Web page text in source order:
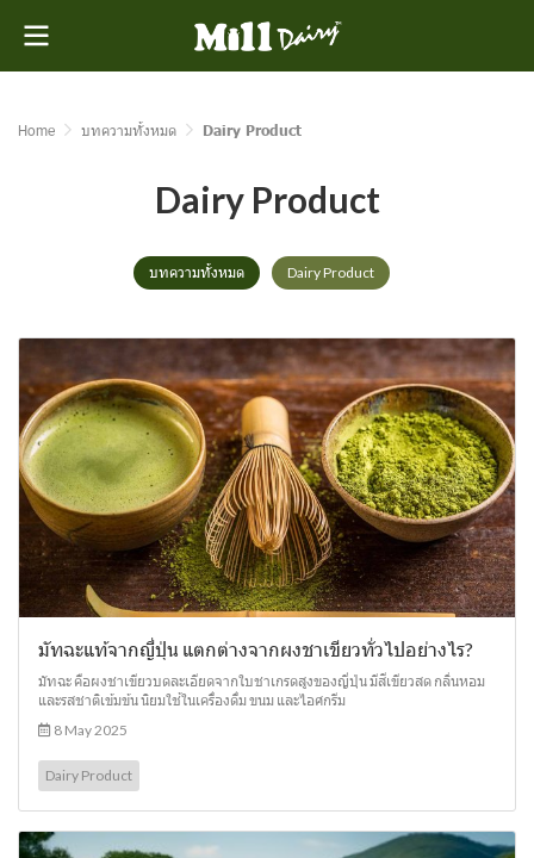
Home บทความทั้งหมด Dairy Product
Dairy Product
บทความทั้งหมด Dairy Product
มัทฉะแท้จากญี่ปุ่น แตกต่างจากผงชาเขียวทั่วไปอย่างไร?
มัทฉะ คือผงชาเขียวบดละเอียดจากใบชาเกรดสูงของญี่ปุ่น มีสีเขียวสด กลิ่นหอม
และรสชาติเข้มข้น นิยมใช้ในเครื่องดื่ม ขนม และไอศกรีม
8 May 2025
Dairy Product